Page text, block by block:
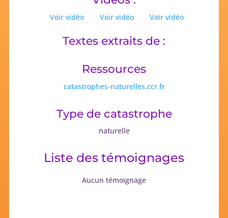
Voir vidéo Voir vidéo Voir vidéo
Textes extraits de :
Ressources
catastrophes-naturelles.ccr.fr
Type de catastrophe
naturelle
Liste des témoignages
Aucun témoignage